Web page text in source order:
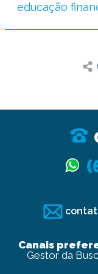
educação
Canais
Gestor da